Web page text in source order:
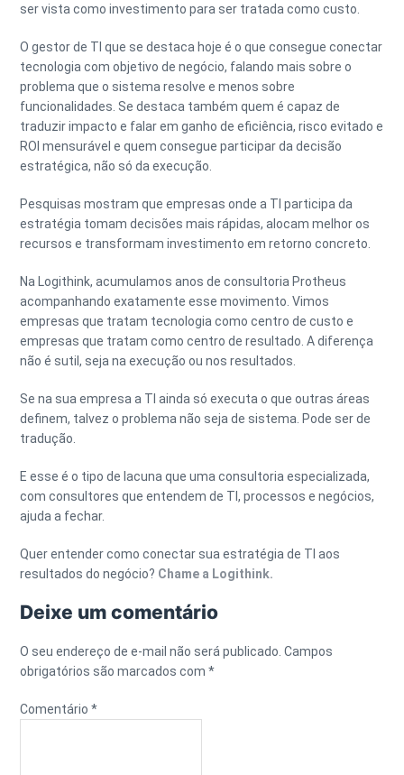
ser vista como investimento para ser tratada como custo.
O gestor de TI que se destaca hoje é o que consegue conectar
tecnologia com objetivo de negócio, falando mais sobre o
problema que o sistema resolve e menos sobre
funcionalidades. Se destaca também quem é capaz de
traduzir impacto e falar em ganho de eficiência, risco evitado e
ROI mensurável e quem consegue participar da decisão
estratégica, não só da execução.
Pesquisas mostram que empresas onde a TI participa da
estratégia tomam decisões mais rápidas, alocam melhor os
recursos e transformam investimento em retorno concreto.
Na Logithink, acumulamos anos de consultoria Protheus
acompanhando exatamente esse movimento. Vimos
empresas que tratam tecnologia como centro de custo e
empresas que tratam como centro de resultado. A diferença
não é sutil, seja na execução ou nos resultados.
Se na sua empresa a TI ainda só executa o que outras áreas
definem, talvez o problema não seja de sistema. Pode ser de
tradução.
E esse é o tipo de lacuna que uma consultoria especializada,
com consultores que entendem de TI, processos e negócios,
ajuda a fechar.
Quer entender como conectar sua estratégia de TI aos
resultados do negócio? Chame a Logithink.
Deixe um comentário
O seu endereço de e-mail não será publicado. Campos
obrigatórios são marcados com*
Comentário*